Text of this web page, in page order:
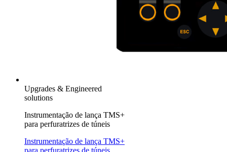
Upgrades & Engineered
solutions
Instrumentação de lança TMS+
para perfuratrizes de túneis
Instrumentação de lança TMS+